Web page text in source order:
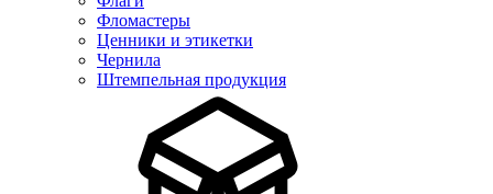
Фломастеры
Ценники и этикетки
Чернила
Штемпельная продукция